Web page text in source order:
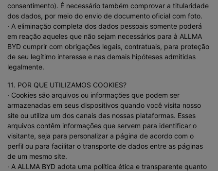
consentimento). É necessário também comprovar a titularidade
dos dados, por meio do envio de documento oficial com foto.
· A eliminação completa dos dados pessoais somente poderá
em reação aqueles que não sejam necessários para à ALLMA
BYD cumprir com obrigações legais, contratuais, para proteção
de seu legítimo interesse e nas demais hipóteses admitidas
legalmente.
11. POR QUE UTILIZAMOS COOKIES?
· Cookies são arquivos ou informações que podem ser
armazenadas em seus dispositivos quando você visita nosso
site ou utiliza um dos canais das nossas plataformas. Esses
arquivos contêm informações que servem para identificar o
visitante, seja para personalizar a página de acordo com o
perfil ou para facilitar o transporte de dados entre as páginas
de um mesmo site.
· A ALLMA BYD adota uma política ética e transparente quanto